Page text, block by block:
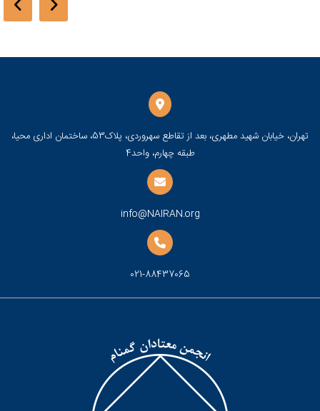
تهران، خیابان شهید مطهری، بعد از تقاطع سهروردی، پلاک53، ساختمان اداری محیا،
طبقه چهارم، واحد4
info@NAIRAN.org
021-88437065